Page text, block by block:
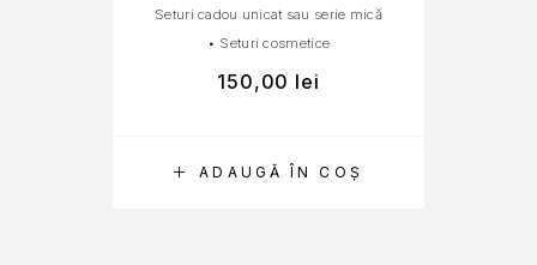
ADAUGĂ ÎN COȘ
Seturi cadou unicat sau serie mică
• Seturi cosmetice
150,00 lei